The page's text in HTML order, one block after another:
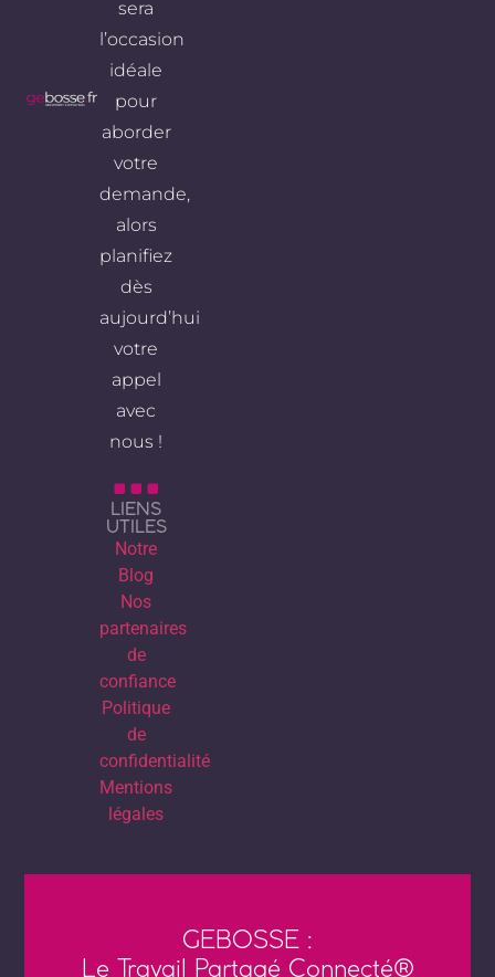
sera
l’occasion
idéale
pour
aborder
votre
demande,
alors
planifiez
dès
aujourd’hui
votre
appel
avec
nous !
LIENS
UTILES
Notre
Blog
Nos
partenaires
de
confiance
Politique
de
confidentialité
Mentions
légales
GEBOSSE :
Le Travail Partagé Connecté®